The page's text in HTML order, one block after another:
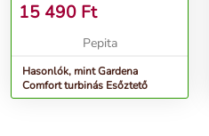
15 490 Ft
Pepita
Hasonlók, mint Gardena
Comfort turbinás Esőztető